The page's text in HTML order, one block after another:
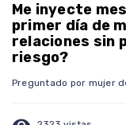
Me inyecte
primer día de
relaciones sin
riesgo?
Preguntado por mujer